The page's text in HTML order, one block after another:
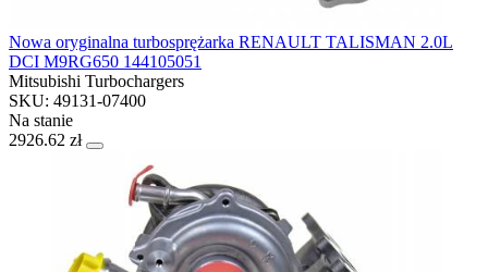
Nowa oryginalna turbosprężarka RENAULT TALISMAN 2.0L
DCI M9RG650 144105051
Mitsubishi Turbochargers
SKU: 49131-07400
Na stanie
2926.62 zł